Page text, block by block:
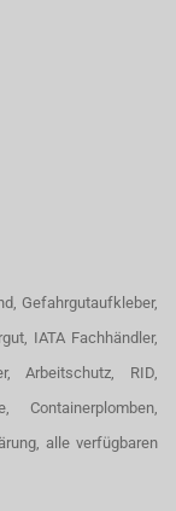
Gefahrgutaufkleber,
IATA Fachhändler,
Arbeitschutz, RID,
Containerplomben,
alle verfügbaren